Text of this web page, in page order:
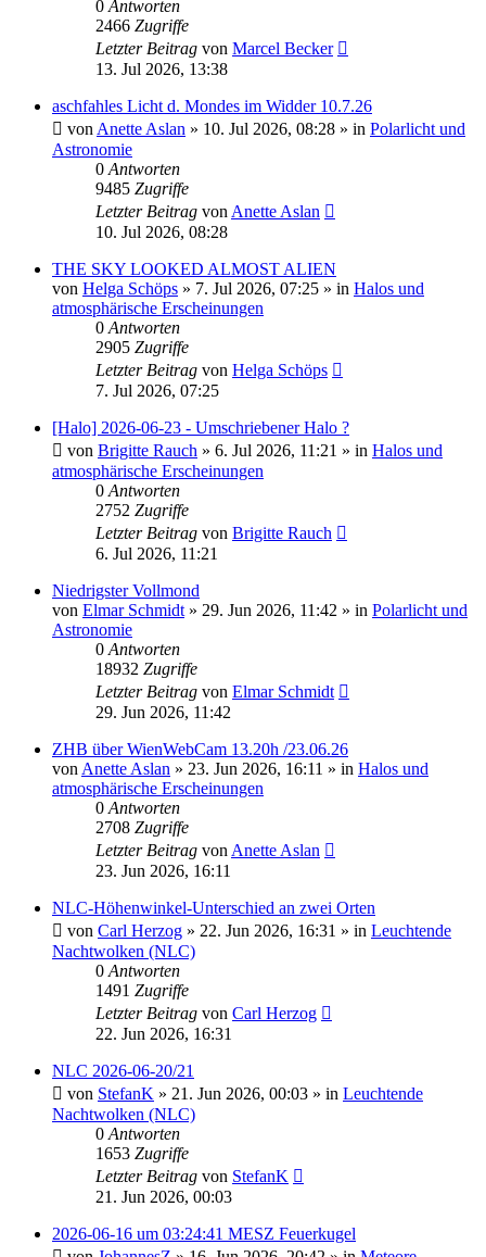
0 Antworten
2466 Zugriffe
Letzter Beitrag von Marcel Becker
13. Jul 2026, 13:38
aschfahles Licht d. Mondes im Widder 10.7.26
von Anette Aslan » 10. Jul 2026, 08:28 » in Polarlicht und
Astronomie
0 Antworten
9485 Zugriffe
Letzter Beitrag von Anette Aslan
10. Jul 2026, 08:28
THE SKY LOOKED ALMOST ALIEN
von Helga Schöps » 7. Jul 2026, 07:25 » in Halos und
atmosphärische Erscheinungen
0 Antworten
2905 Zugriffe
Letzter Beitrag von Helga Schöps
7. Jul 2026, 07:25
[Halo] 2026-06-23 - Umschriebener Halo ?
von Brigitte Rauch » 6. Jul 2026, 11:21 » in Halos und
atmosphärische Erscheinungen
0 Antworten
2752 Zugriffe
Letzter Beitrag von Brigitte Rauch
6. Jul 2026, 11:21
Niedrigster Vollmond
von Elmar Schmidt » 29. Jun 2026, 11:42 » in Polarlicht und
Astronomie
0 Antworten
18932 Zugriffe
Letzter Beitrag von Elmar Schmidt
29. Jun 2026, 11:42
ZHB über WienWebCam 13.20h /23.06.26
von Anette Aslan » 23. Jun 2026, 16:11 » in Halos und
atmosphärische Erscheinungen
0 Antworten
2708 Zugriffe
Letzter Beitrag von Anette Aslan
23. Jun 2026, 16:11
NLC-Höhenwinkel-Unterschied an zwei Orten
von Carl Herzog » 22. Jun 2026, 16:31 » in Leuchtende
Nachtwolken (NLC)
0 Antworten
1491 Zugriffe
Letzter Beitrag von Carl Herzog
22. Jun 2026, 16:31
NLC 2026-06-20/21
von StefanK » 21. Jun 2026, 00:03 » in Leuchtende
Nachtwolken (NLC)
0 Antworten
1653 Zugriffe
Letzter Beitrag von StefanK
21. Jun 2026, 00:03
2026-06-16 um 03:24:41 MESZ Feuerkugel